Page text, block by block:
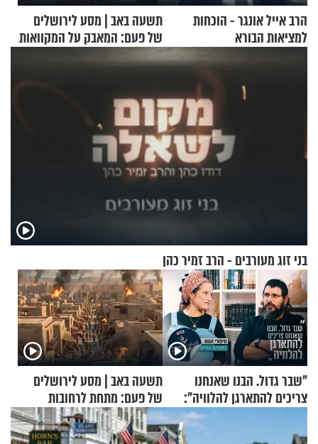
הרב אייל אונגר - הוכחות
למציאות הבורא
תשעה באב | מסע לירושלים
של פעם: המאבק על המקוואות
בני זוג מעורבים - הרב זמיר כהן
"שבר גדול. הבנו שאנחנו
צריכים להתארגן להלוויה":
זוגיות במבחן, הפעם עם מרים
וגד דנינו
תשעה באב | מסע לירושלים
של פעם: מתחת לרחובות
ירושלים